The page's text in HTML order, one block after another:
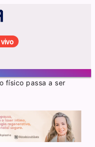
físico passa a ser